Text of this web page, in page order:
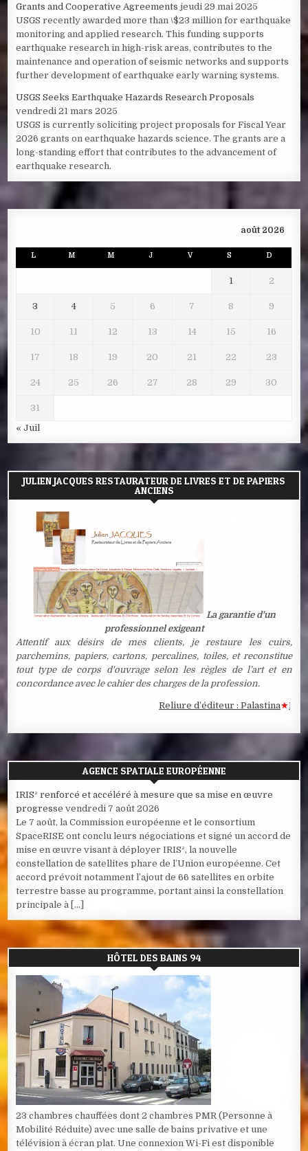
Grants and Cooperative Agreements jeudi 29 mai 2025
USGS recently awarded more than \$23 million for earthquake
monitoring and applied research. This funding supports
earthquake research in high-risk areas, contributes to the
maintenance and operation of seismic networks and supports
further development of earthquake early warning systems.
USGS Seeks Earthquake Hazards Research Proposals
vendredi 21 mars 2025
USGS is currently soliciting project proposals for Fiscal Year
2026 grants on earthquake hazards science. The grants are a
long-standing effort that contributes to the advancement of
earthquake research.
août 2026
L M M J V S D
1 2
3 4 5 6 7 8 9
10 11 12 13 14 15 16
17 18 19 20 21 22 23
24 25 26 27 28 29 30
31
« Juil
JULIEN JACQUES RESTAURATEUR DE LIVRES ET DE PAPIERS
ANCIENS
La garantie d'un
professionnel exigeant
Attentif aux désirs de mes clients, je restaure les cuirs,
parchemins, papiers, cartons, percalines, toiles, et reconstitue
tout type de corps d'ouvrage selon les règles de l’art et en
concordance avec le cahier des charges de la profession.
Reliure d’éditeur : Palastina★
AGENCE SPATIALE EUROPÉENNE
IRIS² renforcé et accéléré à mesure que sa mise en œuvre
progresse vendredi 7 août 2026
Le 7 août, la Commission européenne et le consortium
SpaceRISE ont conclu leurs négociations et signé un accord de
mise en œuvre visant à déployer IRIS², la nouvelle
constellation de satellites phare de l’Union européenne. Cet
accord prévoit notamment l’ajout de 66 satellites en orbite
terrestre basse au programme, portant ainsi la constellation
principale à […]
HÔTEL DES BAINS 94
23 chambres chauffées dont 2 chambres PMR (Personne à
Mobilité Réduite) avec une salle de bains privative et une
télévision à écran plat. Une connexion Wi-Fi est disponible